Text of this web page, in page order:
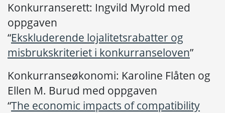
Konkurranserett: Ingvild Myrold med
oppgaven
“Ekskluderende lojalitetsrabatter og
misbrukskriteriet i konkurranseloven”
Konkurranseøkonomi: Karoline Flåten og
Ellen M. Burud med oppgaven
“The economic impacts of compatibility